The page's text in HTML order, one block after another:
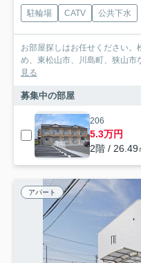
駐輪場 CATV 公共下水
お部屋探しはお任せください
め、東松山市、川島町、狭山市
見る
募集中の部屋
206
5.3万円
2階 / 26.49
アパート